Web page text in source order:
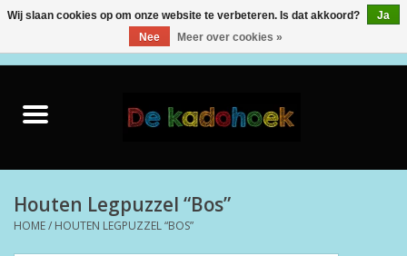
Houten Legpuzzel “Bos”
HOME/ HOUTEN LEGPUZZEL “BOS”
Wij slaan cookies op om onze website te verbeteren. Is dat akkoord?
Ja
Nee
Meer over cookies »